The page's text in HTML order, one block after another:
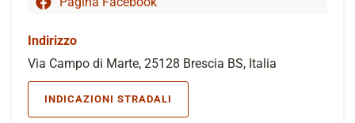
Indirizzo
Via Campo di Marte, 25128 Brescia BS, Italia
INDICAZIONI STRADALI